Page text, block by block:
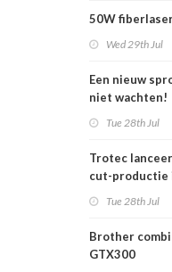
50W
Wed 29th Jul
Een nieuw
niet wachten!
Tue 28th Jul
Trotec
cut-productie
Tue 28th Jul
Brother
GTX300